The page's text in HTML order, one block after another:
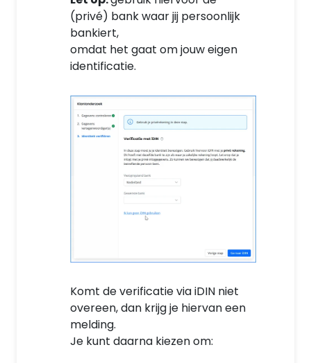
(privé) bank waar jij persoonlijk
bankiert,
omdat het gaat om jouw eigen
identificatie.
Komt de verificatie via iDIN niet
overeen, dan krijg je hiervan een
melding.
Je kunt daarna kiezen om: